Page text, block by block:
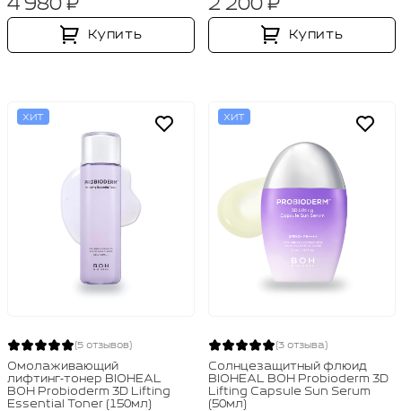
4 980 ₽
Купить
2 200 ₽
Купить
ХИТ
(5 отзывов)
Омолаживающий
лифтинг‑тонер BIOHEAL
BOH Probioderm 3D Lifting
Essential Toner (150мл)
ХИТ
(3 отзыва)
Солнцезащитный флюид
BIOHEAL BOH Probioderm 3D
Lifting Capsule Sun Serum
(50мл)